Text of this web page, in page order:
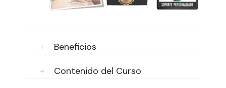
Beneficios
Contenido del Curso